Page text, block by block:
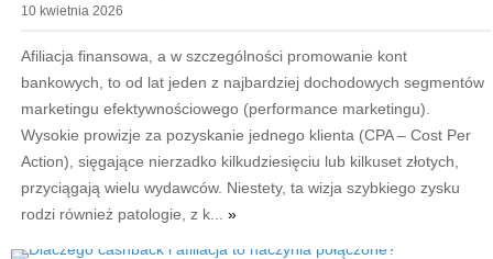
10 kwietnia 2026
Afiliacja finansowa, a w szczególności promowanie kont
bankowych, to od lat jeden z najbardziej dochodowych segmentów
marketingu efektywnościowego (performance marketingu).
Wysokie prowizje za pozyskanie jednego klienta (CPA – Cost Per
Action), sięgające nierzadko kilkudziesięciu lub kilkuset złotych,
przyciągają wielu wydawców. Niestety, ta wizja szybkiego zysku
rodzi również patologie, z k... »